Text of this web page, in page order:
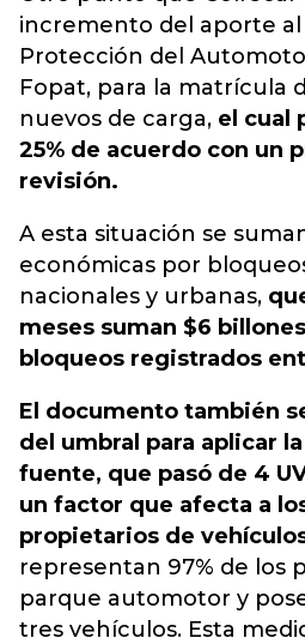
incremento del aporte al
Protección del
Fopat, para la matrícula
nuevos de carga, el cual
25% de acuerdo con un
revisión.
A esta situación se
económicas por
nacionales y urbanas,
meses suman $6
bloqueos registrados
El documento también
del umbral para aplicar
fuente, que pasó de 4
un factor que afecta a
propietarios de
representan 97% de los
parque automotor y
tres vehículos. Esta